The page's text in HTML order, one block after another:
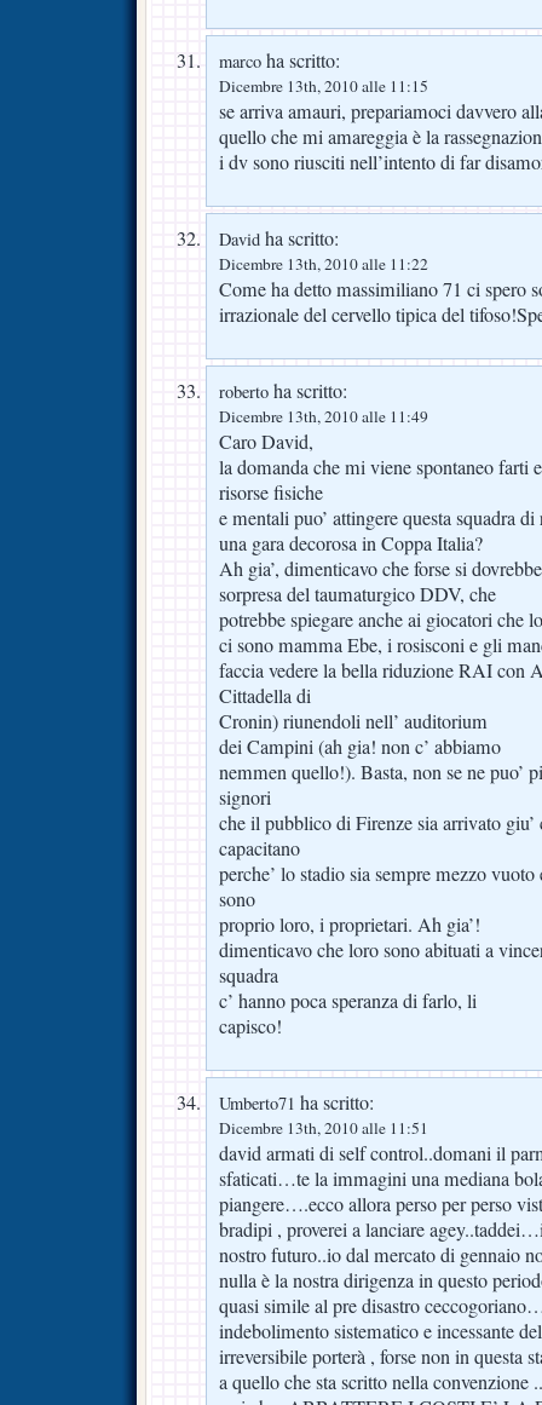
marco ha scritto:
Dicembre 13th, 2010 alle 11:15
se arriva amauri, prepariamoci davvero
quello che mi amareggia è la
i dv sono riusciti nell’intento di far
David ha scritto:
Dicembre 13th, 2010 alle 11:22
Come ha detto massimiliano 71 ci spero
irrazionale del cervello tipica del
roberto ha scritto:
Dicembre 13th, 2010 alle 11:49
Caro David,
la domanda che mi viene spontaneo farti
risorse fisiche
e mentali puo’ attingere questa squadra
una gara decorosa in Coppa Italia?
Ah gia’, dimenticavo che forse si
sorpresa del taumaturgico DDV, che
potrebbe spiegare anche ai giocatori che
ci sono mamma Ebe, i rosisconi e gli
faccia vedere la bella riduzione RAI con
Cittadella di
Cronin) riunendoli nell’ auditorium
dei Campini (ah gia! non c’ abbiamo
nemmen quello!). Basta, non se ne puo’
signori
che il pubblico di Firenze sia arrivato
capacitano
perche’ lo stadio sia sempre mezzo
sono
proprio loro, i proprietari. Ah gia’!
dimenticavo che loro sono abituati a
squadra
c’ hanno poca speranza di farlo, li
capisco!
Umberto71 ha scritto:
Dicembre 13th, 2010 alle 11:51
david armati di self control..domani il
sfaticati…te la immagini una mediana
piangere….ecco allora perso per perso
bradipi , proverei a lanciare
nostro futuro..io dal mercato di gennaio
nulla è la nostra dirigenza in questo
quasi simile al pre disastro
indebolimento sistematico e incessante
irreversibile porterà , forse non in questa
a quello che sta scritto nella convenzione